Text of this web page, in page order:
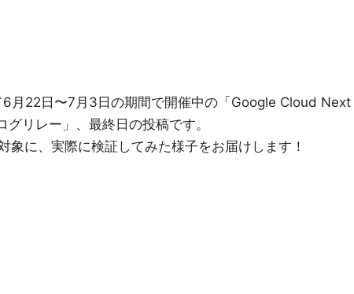
6月22日〜7月3日の期間で開催中の「Google Cloud Next
リレー」、最終日の投稿です。
に、実際に検証してみた様子をお届けします！